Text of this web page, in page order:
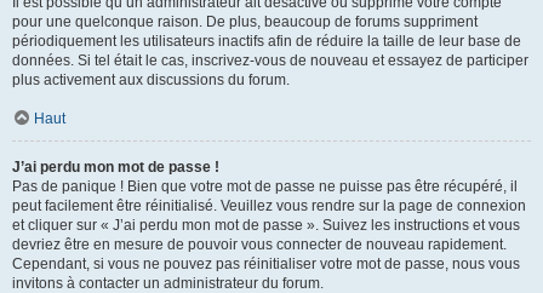
pour une quelconque raison. De plus, beaucoup de forums suppriment
périodiquement les utilisateurs inactifs afin de réduire la taille de leur base de
données. Si tel était le cas, inscrivez-vous de nouveau et essayez de participer
plus activement aux discussions du forum.
Haut
J’ai perdu mon mot de passe !
Pas de panique ! Bien que votre mot de passe ne puisse pas être récupéré, il
peut facilement être réinitialisé. Veuillez vous rendre sur la page de connexion
et cliquer sur « J’ai perdu mon mot de passe ». Suivez les instructions et vous
devriez être en mesure de pouvoir vous connecter de nouveau rapidement.
Cependant, si vous ne pouvez pas réinitialiser votre mot de passe, nous vous
invitons à contacter un administrateur du forum.